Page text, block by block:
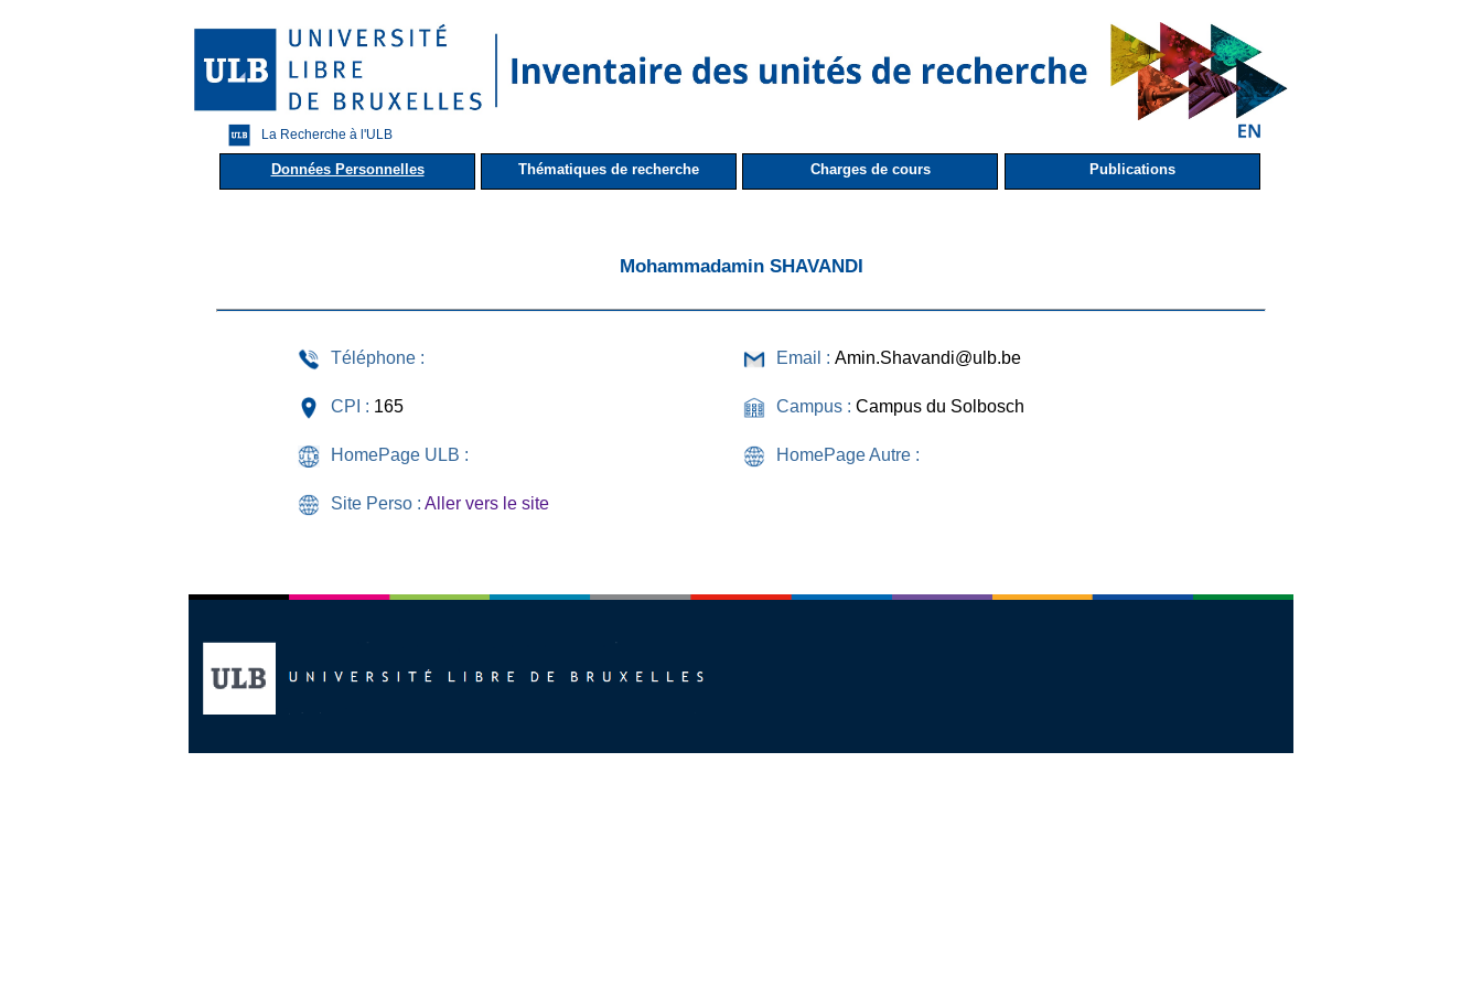
La Recherche à l'ULB
Données Personnelles Thématiques de recherche Charges de cours Publications
Mohammadamin SHAVANDI
Téléphone : Email : Amin.Shavandi@ulb.be
CPI : 165 Campus : Campus du Solbosch
HomePage ULB : HomePage Autre :
Site Perso : Aller vers le site